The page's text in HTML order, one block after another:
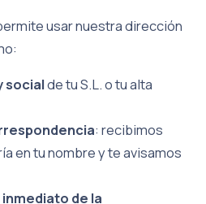
usar nuestra dirección
socialde tu S.L. o tu alta
: recibimos
en tu nombre y te avisamos
de la